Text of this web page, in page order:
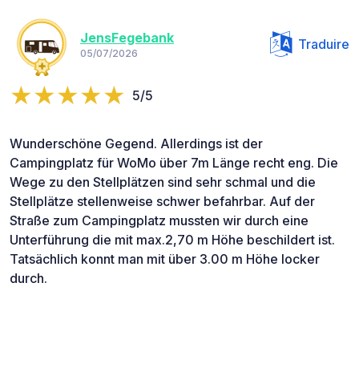
JensFegebank
05/07/2026
Traduire
5/5
Wunderschöne Gegend. Allerdings ist der
Campingplatz für WoMo über 7m Länge recht eng. Die
Wege zu den Stellplätzen sind sehr schmal und die
Stellplätze stellenweise schwer befahrbar. Auf der
Straße zum Campingplatz mussten wir durch eine
Unterführung die mit max.2,70 m Höhe beschildert ist.
Tatsächlich konnt man mit über 3.00 m Höhe locker
durch.